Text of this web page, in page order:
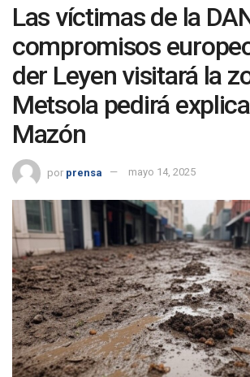
Las víctimas de la
compromisos
der Leyen visitará la
Metsola pedirá
Mazón
por prensa mayo 14, 2025